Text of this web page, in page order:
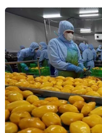
Bjorn Kuipers sẽ bắt
Liên đoàn bóng đá
thức chỉ định Bjorn
ở trận cầu duyên nợ